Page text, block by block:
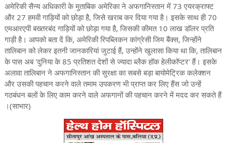
अमेरिकी सैन्य अधिकारी के मुताबिक अमेरिका ने अफगानिस्तान में 73 एयरक्राफ्ट
और 27 हमवी गाड़ियों को छोड़ा है, जिसे खराब कर दिया गया है। इसके साथ ही 70
एमआरएपी बख्तरबंद गाड़ियों को छोड़ा गया है, जिसकी कीमत 10 लाख डॉलर प्रति
गाड़ी है। आपको बता दें कि, अमेरिकी रिपब्लिकन कांग्रेसी जिम बैंक्स, जिन्होंने
तालिबान को लेकर इतनी जानकारियां जुटाई हैं, उन्होंने खुलासा किया था कि, तालिबान
के पास अब 'दुनिया के 85 प्रतिशत देशों से ज्यादा ब्लैक हॉक हेलीकॉप्टर' हैं। इसके
अलावा तालिबान ने अफगानिस्तान की सुरक्षा का सबसे बड़ा बायोमेट्रिक कलेक्शन
और उसकी पहचान करने वाले तमाम उपकरण भी प्राप्त कर लिए हैंस जो उन्हें
गठबंधन बलों के लिए काम करने वाले अफगानों की पहचान करने में मदद कर सकते हैं
।(साभार)